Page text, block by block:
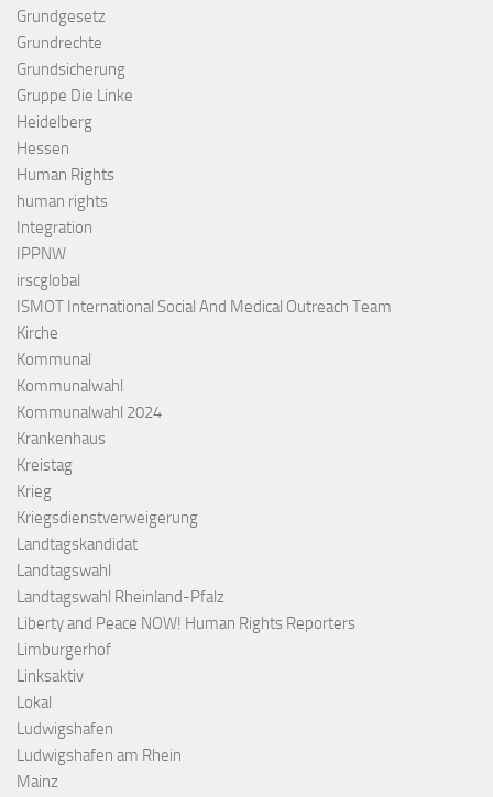
Grundgesetz
Grundrechte
Grundsicherung
Gruppe Die Linke
Heidelberg
Hessen
Human Rights
human rights
Integration
IPPNW
irscglobal
ISMOT International Social And Medical Outreach Team
Kirche
Kommunal
Kommunalwahl
Kommunalwahl 2024
Krankenhaus
Kreistag
Krieg
Kriegsdienstverweigerung
Landtagskandidat
Landtagswahl
Landtagswahl Rheinland-Pfalz
Liberty and Peace NOW! Human Rights Reporters
Limburgerhof
Linksaktiv
Lokal
Ludwigshafen
Ludwigshafen am Rhein
Mainz